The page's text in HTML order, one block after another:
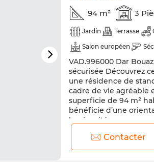
94 m² 3
Jardin Terrasse
Salon européen
VAD.996000 Dar
sécurisée Découvrez
une résidence de
cadre de vie agréable
superficie de 94 m²
bénéficie d’une
luminosité...
Contacter